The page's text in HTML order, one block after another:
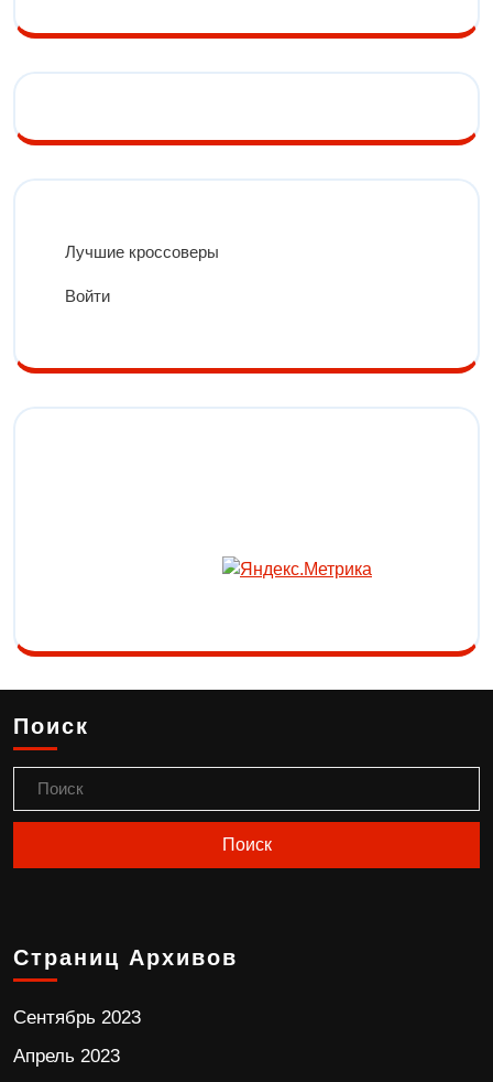
Лучшие кроссоверы
Войти
Поиск
Страниц Архивов
Сентябрь 2023
Апрель 2023